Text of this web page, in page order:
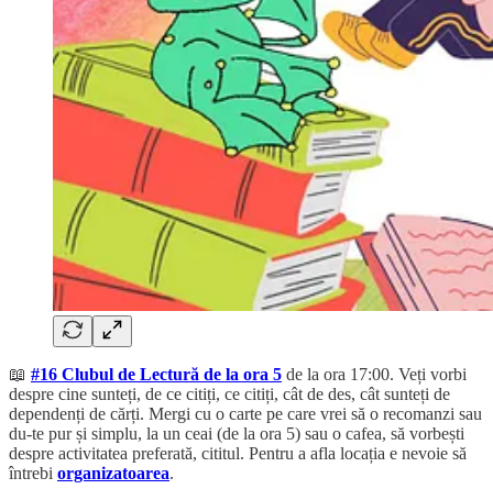
📖 #16 Clubul de Lectură de la ora 5 de la ora 17:00. Veți vorbi
despre cine sunteți, de ce citiți, ce citiți, cât de des, cât sunteți de
dependenți de cărți. Mergi cu o carte pe care vrei să o recomanzi sau
du-te pur și simplu, la un ceai (de la ora 5) sau o cafea, să vorbești
despre activitatea preferată, cititul. Pentru a afla locația e nevoie să
întrebi organizatoarea.